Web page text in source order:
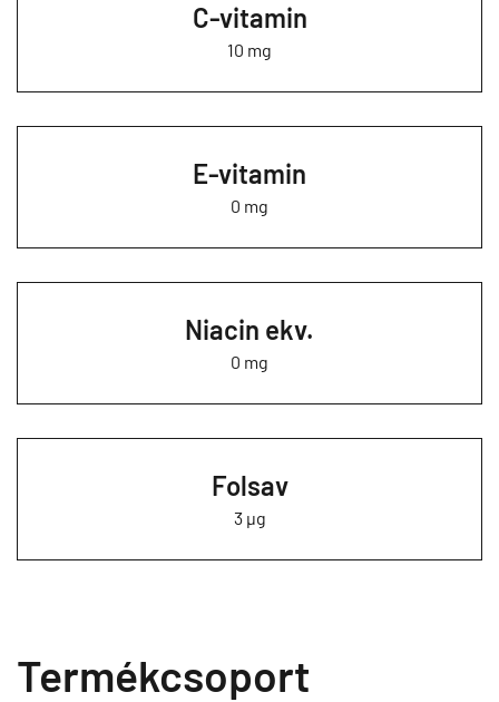
C-vitamin
10 mg
E-vitamin
0 mg
Niacin ekv.
0 mg
Folsav
3 µg
Termékcsoport